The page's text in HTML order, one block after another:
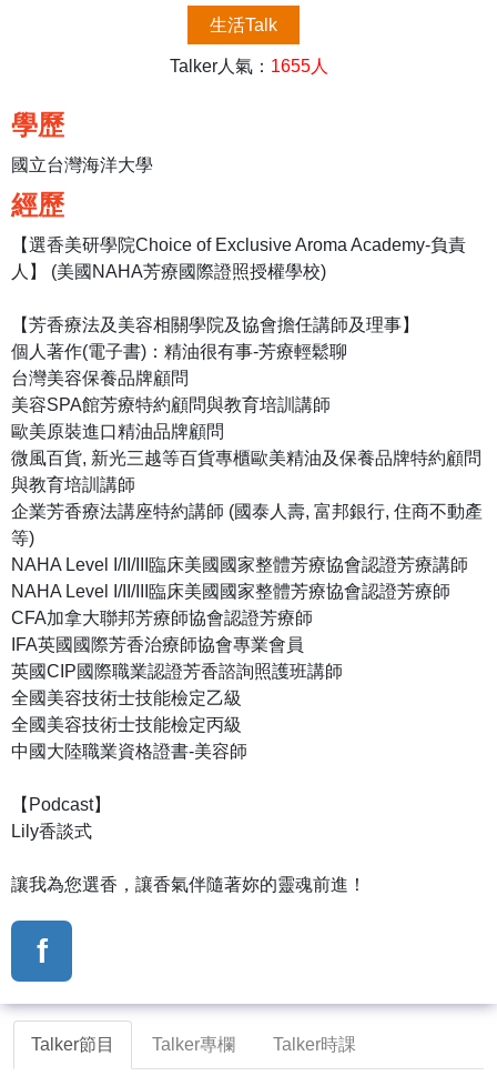
生活Talk
Talker人氣： 1655人
學歷
國立台灣海洋大學
經歷
【選香美研學院Choice of Exclusive Aroma Academy-負責
人】 (美國NAHA芳療國際證照授權學校)
【芳香療法及美容相關學院及協會擔任講師及理事】
‌‌‌‌‌‌個人著作(電子書)：精油很有事-芳療輕鬆聊
台灣美容保養品牌顧問
美容SPA館芳療特約顧問與教育培訓講師
歐美原裝進口精油品牌顧問
微風百貨, 新光三越等百貨專櫃歐美精油及保養品牌特約顧問
與教育培訓講師
企業芳香療法講座特約講師 (國泰人壽, 富邦銀行, 住商不動產
等)
NAHA Level I/II/III臨床美國國家整體芳療協會認證芳療講師
NAHA Level I/II/III臨床美國國家整體芳療協會認證芳療師
CFA加拿大聯邦芳療師協會認證芳療師
IFA英國國際芳香治療師協會專業會員
英國CIP國際職業認證芳香諮詢照護班講師
全國美容技術士技能檢定乙級
全國美容技術士技能檢定丙級
中國大陸職業資格證書-美容師
【Podcast】
Lily香談式
讓我為您選香，讓香氣伴隨著妳的靈魂前進！
f
Talker節目 Talker專欄 Talker時課